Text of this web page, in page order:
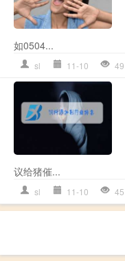
如0504...
sl 11-10 49
议给猪催...
sl 11-10 45